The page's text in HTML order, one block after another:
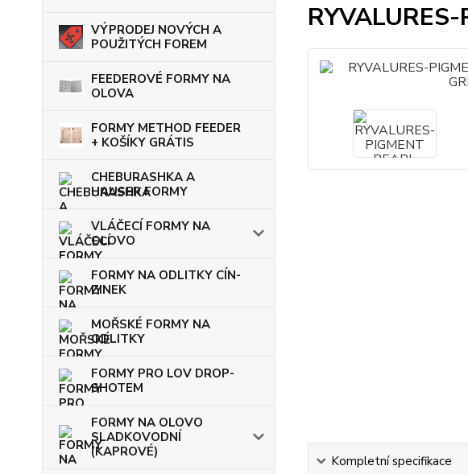
VÝPRODEJ NOVÝCH A
POUŽITÝCH FOREM
FEEDEROVÉ FORMY NA
OLOVA
FORMY METHOD FEEDER
+ KOŠÍKY GRÁTIS
CHEBURASHKA A
HAUSER FORMY
VLÁČECÍ FORMY NA
OLOVO
FORMY NA ODLITKY CÍN-
ZINEK
MOŘSKÉ FORMY NA
ODLITKY
FORMY PRO LOV DROP-
SHOTEM
FORMY NA OLOVO
SLADKOVODNÍ
(KAPROVÉ)
Kompletní specifikace